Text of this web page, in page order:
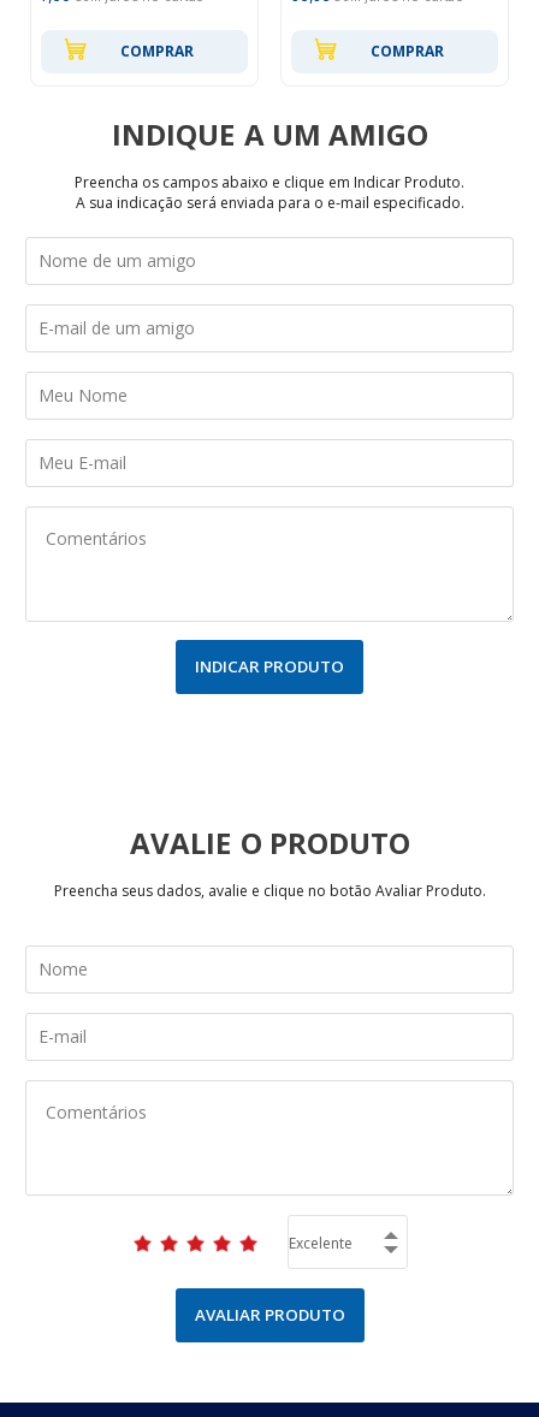
COMPRAR COMPRAR
INDIQUE
Preencha os campos abaixo e clique em Indicar Produto.
A sua indicação será enviada para o e-mail especificado.
INDICAR PRODUTO
AVALIE
Preencha seus dados, avalie e clique no botão Avaliar Produto.
AVALIAR PRODUTO